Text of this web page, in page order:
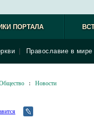
ПОРТАЛА
Православие в мире
: Новости